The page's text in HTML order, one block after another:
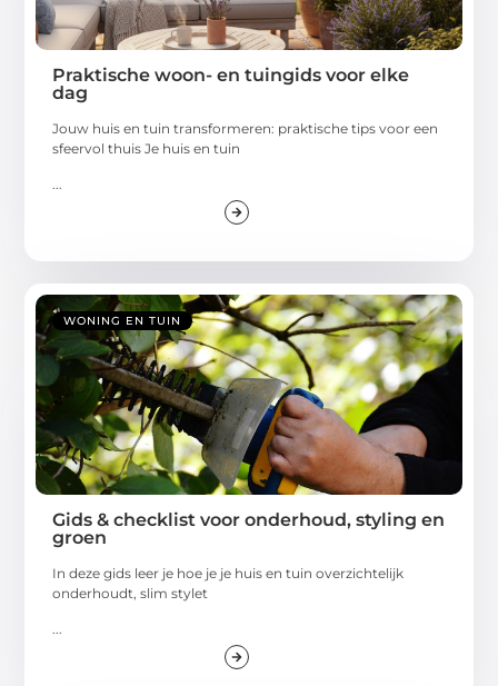
Praktische woon- en tuingids voor elke
dag
Jouw huis en tuin transformeren: praktische tips voor een
sfeervol thuis Je huis en tuin
...
WONING EN TUIN
Gids & checklist voor onderhoud, styling en
groen
In deze gids leer je hoe je je huis en tuin overzichtelijk
onderhoudt, slim stylet
...